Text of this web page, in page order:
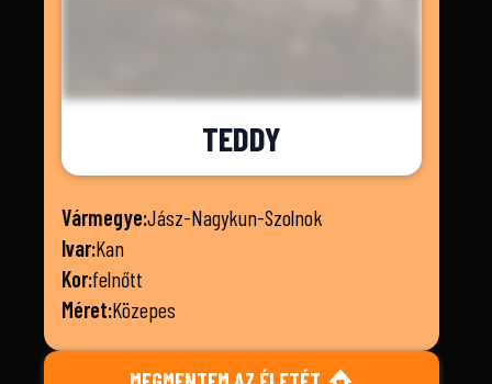
TEDDY
Vármegye:Jász-Nagykun-Szolnok
Ivar:Kan
Kor:felnőtt
Méret:Közepes